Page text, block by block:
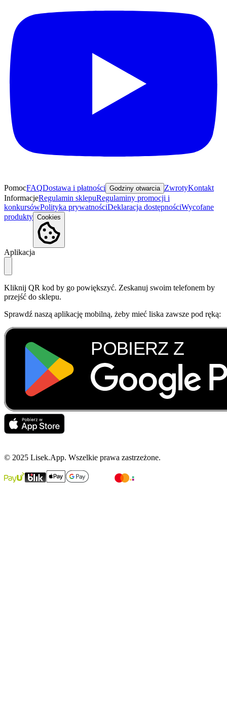
PomocFAQDostawa i płatności Godziny otwarcia ZwrotyKontakt
InformacjeRegulamin sklepuRegulaminy promocji i
konkursówPolityka prywatnościDeklaracja dostępnościWycofane
produkty Cookies
Aplikacja
Kliknij QR kod by go powiększyć. Zeskanuj swoim telefonem by
przejść do sklepu.
Sprawdź naszą aplikację mobilną, żeby mieć liska zawsze pod ręką:
© 2025 Lisek.App. Wszelkie prawa zastrzeżone.